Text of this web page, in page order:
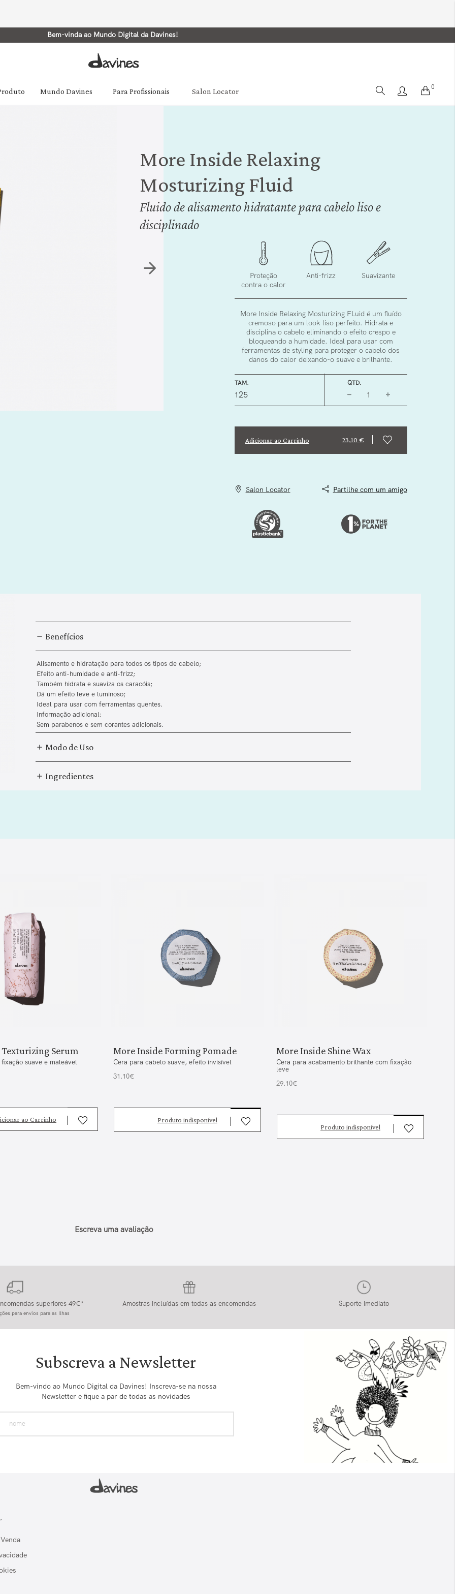
Bem-vinda ao Mundo Digital da Davines!
Mundo Davines Para Profissionais Salon Locator Cart
0
More Inside Relaxing
Mosturizing Fluid
Fluido de alisamento hidratante para cabelo liso e
disciplinado
Proteção
contra o calor
Anti-frizz Suavizante
More Inside Relaxing Mosturizing FLuid é um fluído
cremoso para um look liso perfeito. Hidrata e
disciplina o cabelo eliminando o efeito crespo e
bloqueando a humidade. Ideal para usar com
ferramentas de styling para proteger o cabelo dos
danos do calor deixando-o suave e brilhante.
Adicionar ao Carrinho 23,10 €
TAM. QTD.
125
Salon Locator Partilhe com um amigo
Benefícios
Alisamento e hidratação para todos os tipos de cabelo;
Efeito anti-humidade e anti-frizz;
Também hidrata e suaviza os caracóis;
Dá um efeito leve e luminoso;
Ideal para usar com ferramentas quentes.
Informação adicional:
Sem parabenos e sem corantes adicionais.
Modo de Uso
Ingredientes
Serum
suave e maleável
ao Carrinho
More Inside Forming Pomade
Cera para cabelo suave, efeito invisível
31.10€
Produto indisponível
More Inside Shine Wax
Cera para acabamento brilhante com fixação
leve
29.10€
Produto indisponível
Escreva uma avaliação
superiores 49€*
para envios para as Ilhas
Amostras incluídas em todas as encomendas Suporte imediato
Subscreva a Newsletter
Bem-vindo ao Mundo Digital da Davines! Inscreva-se na nossa
Newsletter e fique a par de todas as novidades